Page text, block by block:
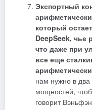
Экспортный
который
DeepSeek, чье
что даже при
все еще
нам нужно в
мощностей,
говорит